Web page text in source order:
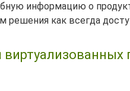
информацию о
решения как всегда